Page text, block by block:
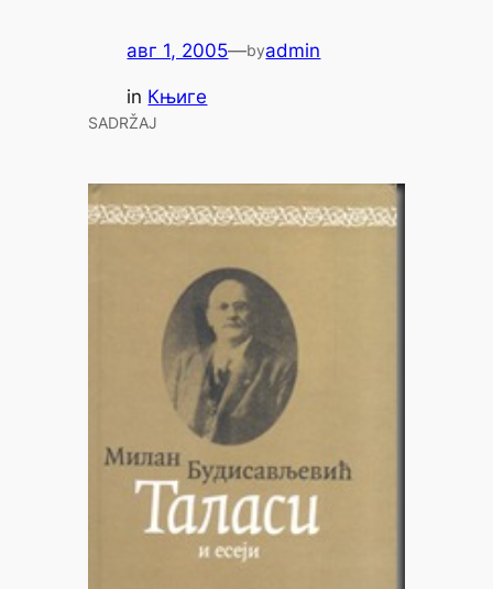
авг 1, 2005—byadmin
in Књиге
SADRŽAJ